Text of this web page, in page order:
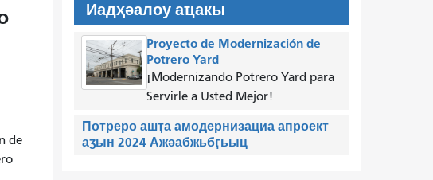
de
Иадҳәалоу аҵакы
Proyecto de Modernización de
Potrero Yard
¡Modernizando Potrero Yard para
Servirle a Usted Mejor!
Потреро ашҭа амодернизациа апроект
аӡын 2024 Ажәабжьбӷьыц